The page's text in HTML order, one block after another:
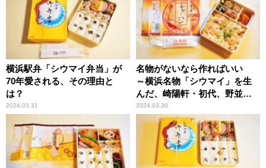
横浜駅弁「シウマイ弁当」が
70年愛される、その理由と
は？
2024.03.31
名物がないなら作ればいい
～横浜名物「シウマイ」を生
んだ、崎陽軒・初代、野並茂
吉の精神とは？
2024.03.30